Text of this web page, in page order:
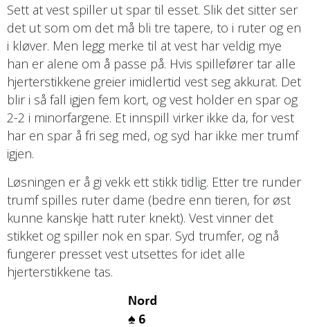
Sett at vest spiller ut spar til esset. Slik det sitter ser
det ut som om det må bli tre tapere, to i ruter og en
i kløver. Men legg merke til at vest har veldig mye
han er alene om å passe på. Hvis spillefører tar alle
hjerterstikkene greier imidlertid vest seg akkurat. Det
blir i så fall igjen fem kort, og vest holder en spar og
2-2 i minorfargene. Et innspill virker ikke da, for vest
har en spar å fri seg med, og syd har ikke mer trumf
igjen.
Løsningen er å gi vekk ett stikk tidlig. Etter tre runder
trumf spilles ruter dame (bedre enn tieren, for øst
kunne kanskje hatt ruter knekt). Vest vinner det
stikket og spiller nok en spar. Syd trumfer, og nå
fungerer presset vest utsettes for idet alle
hjerterstikkene tas.